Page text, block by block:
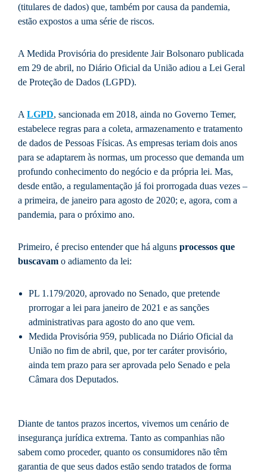
(titulares de dados) que, também por causa da pandemia,
estão expostos a uma série de riscos.
A Medida Provisória do presidente Jair Bolsonaro publicada
em 29 de abril, no Diário Oficial da União adiou a Lei Geral
de Proteção de Dados (LGPD).
A LGPD, sancionada em 2018, ainda no Governo Temer,
estabelece regras para a coleta, armazenamento e tratamento
de dados de Pessoas Físicas. As empresas teriam dois anos
para se adaptarem às normas, um processo que demanda um
profundo conhecimento do negócio e da própria lei. Mas,
desde então, a regulamentação já foi prorrogada duas vezes –
a primeira, de janeiro para agosto de 2020; e, agora, com a
pandemia, para o próximo ano.
Primeiro, é preciso entender que há alguns processos que
buscavam o adiamento da lei:
PL 1.179/2020, aprovado no Senado, que pretende
prorrogar a lei para janeiro de 2021 e as sanções
administrativas para agosto do ano que vem.
Medida Provisória 959, publicada no Diário Oficial da
União no fim de abril, que, por ter caráter provisório,
ainda tem prazo para ser aprovada pelo Senado e pela
Câmara dos Deputados.
Diante de tantos prazos incertos, vivemos um cenário de
insegurança jurídica extrema. Tanto as companhias não
sabem como proceder, quanto os consumidores não têm
garantia de que seus dados estão sendo tratados de forma